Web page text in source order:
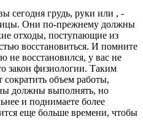
сегодня грудь, руки или , -
Они по-прежнему должны
отходы, поступающие из
восстановиться. И помните
не восстановился, у вас не
закон физиологии. Таким
сократить объем работы,
должны выполнять, но
и поднимаете более
еще больше времени, чтобы